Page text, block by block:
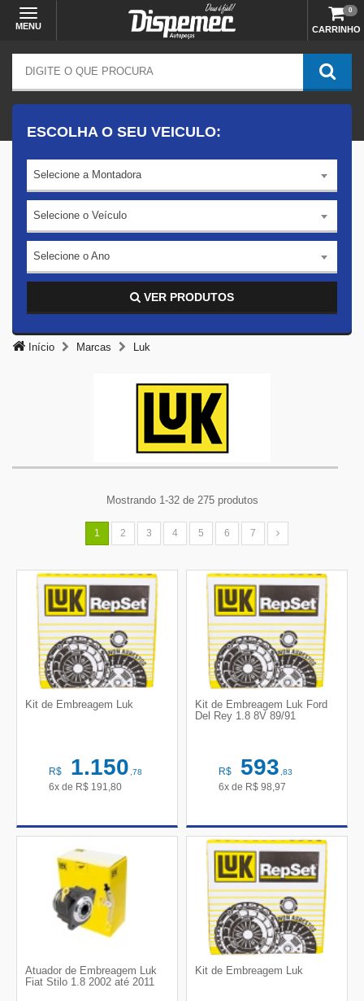
MENU CARRINHO
0
ESCOLHA O SEU VEICULO:
Selecione a Montadora
Selecione o Veículo
Selecione o Ano
VER PRODUTOS
Início Marcas Luk
Mostrando 1-32 de 275 produtos
1 2 3 4 5 6 7
Kit de Embreagem Luk
R$ 1.150,78
6x de R$ 191,80
Kit de Embreagem Luk Ford
Del Rey 1.8 8V 89/91
R$ 593,83
6x de R$ 98,97
Atuador de Embreagem Luk
Fiat Stilo 1.8 2002 até 2011
Kit de Embreagem Luk